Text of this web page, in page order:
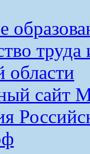
труда
области
сайт